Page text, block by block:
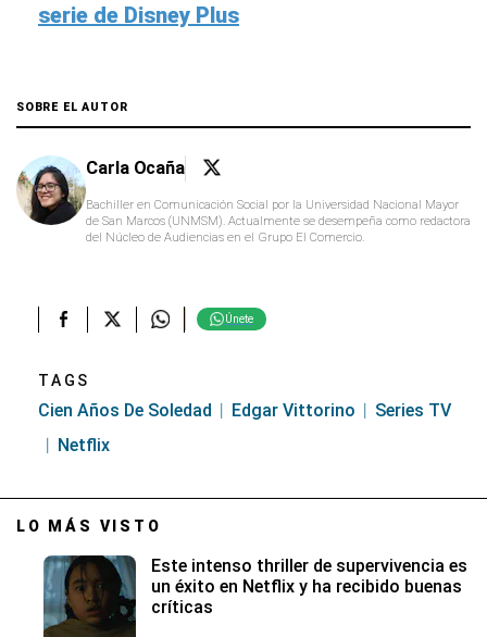
serie de Disney Plus
SOBRE EL AUTOR
Carla Ocaña
Bachiller en Comunicación Social por la Universidad Nacional Mayor
de San Marcos (UNMSM). Actualmente se desempeña como redactora
del Núcleo de Audiencias en el Grupo El Comercio.
Únete
TAGS
Cien Años De Soledad Edgar Vittorino
Series TV
Netflix
LO MÁS VISTO
Este intenso thriller de supervivencia es
un éxito en Netflix y ha recibido buenas
críticas